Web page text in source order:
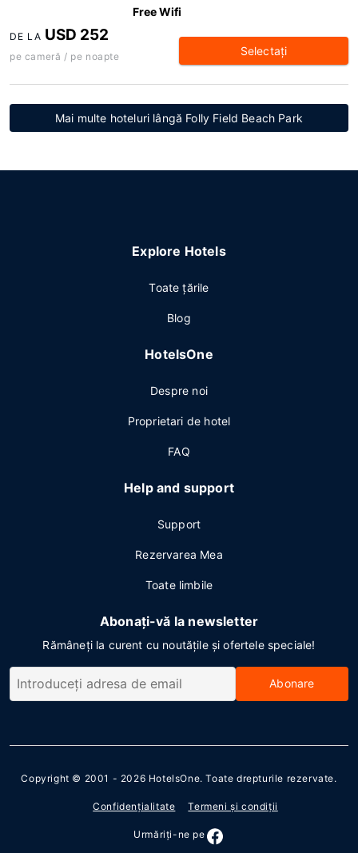
Free Wifi
DE LA USD 252
pe cameră / pe noapte Selectaţi
Mai multe hoteluri lângă Folly Field Beach Park
Explore Hotels
Toate ţările
Blog
HotelsOne
Despre noi
Proprietari de hotel
FAQ
Help and support
Support
Rezervarea Mea
Toate limbile
Abonați-vă la newsletter
Rămâneți la curent cu noutățile și ofertele speciale!
Abonare
Copyright © 2001 - 2026 HotelsOne. Toate drepturile rezervate.
Confidenţialitate Termeni şi condiţii
Urmăriţi-ne pe